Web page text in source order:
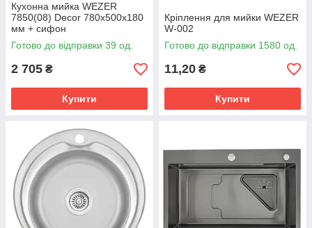
Кухонна мийка WEZER
7850(08) Deсоr 780x500x180
мм + сифон
Готово до відправки 39 од.
2 705 ₴
Купити
Кріплення для мийки WEZER
W-002
Готово до відправки 1580 од.
11,20 ₴
Купити